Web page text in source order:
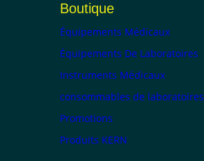
Boutique
Équipements Médicaux
Équipements De Laboratoires
Instruments Médicaux
consommables de laboratoires
Promotions
Produits KERN